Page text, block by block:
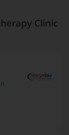
Clinic